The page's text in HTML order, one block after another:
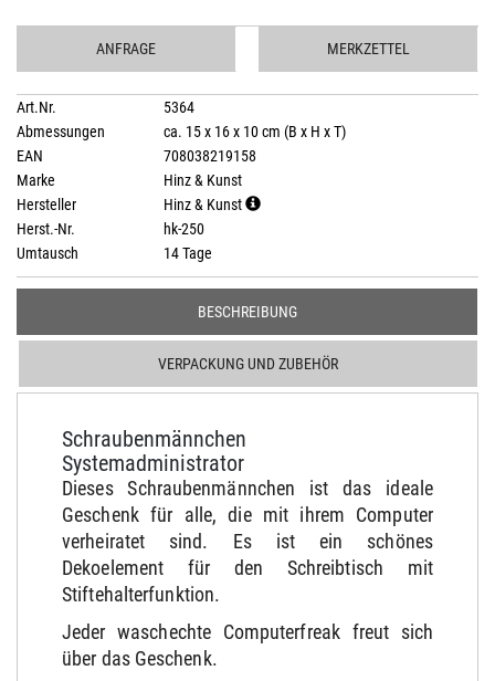
ANFRAGE MERKZETTEL
Art.Nr.
5364
Abmessungen
ca. 15 x 16 x 10 cm (B x H x T)
EAN
708038219158
Marke
Hinz & Kunst
Hersteller
Hinz & Kunst
Herst.-Nr.
hk-250
Umtausch
14 Tage
BESCHREIBUNG
VERPACKUNG UND ZUBEHÖR
Schraubenmännchen
Systemadministrator
Dieses Schraubenmännchen ist das ideale
Geschenk für alle, die mit ihrem Computer
verheiratet sind. Es ist ein schönes
Dekoelement für den Schreibtisch mit
Stiftehalterfunktion.
Jeder waschechte Computerfreak freut sich
über das Geschenk.